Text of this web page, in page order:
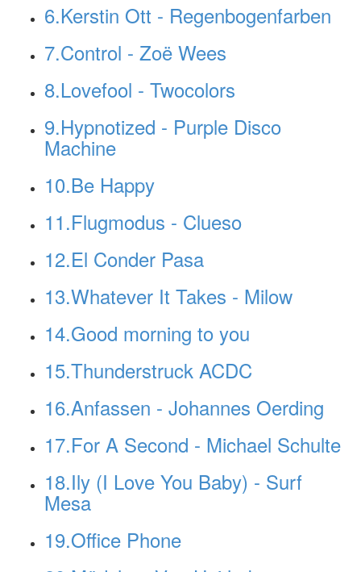
6.Kerstin Ott - Regenbogenfarben
7.Control - Zoë Wees
8.Lovefool - Twocolors
9.Hypnotized - Purple Disco
Machine
10.Be Happy
11.Flugmodus - Clueso
12.El Conder Pasa
13.Whatever It Takes - Milow
14.Good morning to you
15.Thunderstruck ACDC
16.Anfassen - Johannes Oerding
17.For A Second - Michael Schulte
18.Ily (I Love You Baby) - Surf
Mesa
19.Office Phone